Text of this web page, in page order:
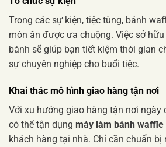
Trong các sự kiện, tiệc tùng, bánh
món ăn được ưa chuộng. Việc sở
bánh sẽ giúp bạn tiết kiệm thời gian
sự chuyên nghiệp cho buổi tiệc.
Khai thác mô hình giao hàng tận nơi
Với xu hướng giao hàng tận nơi ngày
có thể tận dụng máy làm bánh waffle
khách hàng tại nhà. Chỉ cần chuẩn bị